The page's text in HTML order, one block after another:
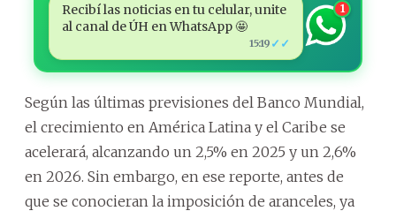
Recibí las noticias en tu celular, unite
al canal de ÚH en WhatsApp 🤩
15:19 ✓✓
1
Según las últimas previsiones del Banco Mundial,
el crecimiento en América Latina y el Caribe se
acelerará, alcanzando un 2,5% en 2025 y un 2,6%
en 2026. Sin embargo, en ese reporte, antes de
que se conocieran la imposición de aranceles, ya